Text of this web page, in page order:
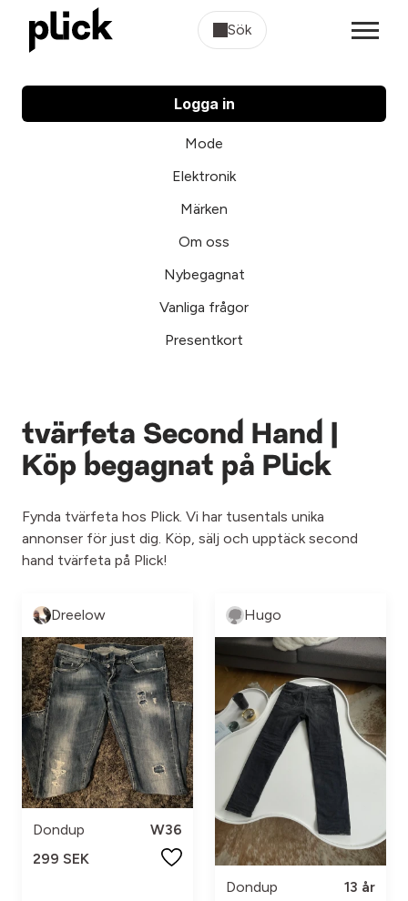
Sök
Logga in
Mode
Elektronik
Märken
Om oss
Nybegagnat
Vanliga frågor
Presentkort
tvärfeta Second Hand |
Köp begagnat på Plick
Fynda tvärfeta hos Plick. Vi har tusentals unika
annonser för just dig. Köp, sälj och upptäck second
hand tvärfeta på Plick!
Dreelow
Dondup
W36
299 SEK
Hugo
Dondup
13 år